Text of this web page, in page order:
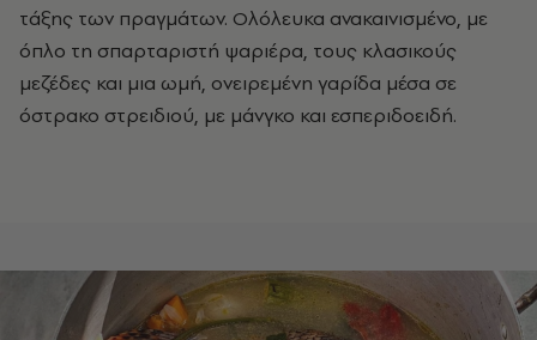
τάξης των πραγμάτων. Ολόλευκα ανακαινισμένο, με
όπλο τη σπαρταριστή ψαριέρα, τους κλασικούς
μεζέδες και μια ωμή, ονειρεμένη γαρίδα μέσα σε
όστρακο στρειδιού, με μάνγκο και εσπεριδοειδή.